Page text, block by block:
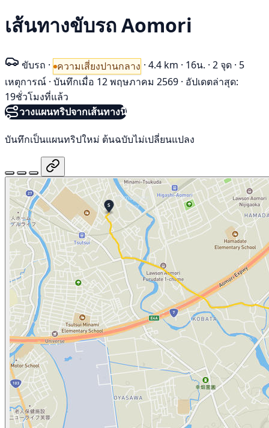
เส้นทางขับรถ Aomori
ขับรถ · ความเสี่ยงปานกลาง · 4.4 km · 16น. · 2 จุด · 5
เหตุการณ์ · บันทึกเมื่อ 12 พฤษภาคม 2569 · อัปเดตล่าสุด:
19ชั่วโมงที่แล้ว
วางแผนทริปจากเส้นทางนี้
บันทึกเป็นแผนทริปใหม่ ต้นฉบับไม่เปลี่ยนแปลง